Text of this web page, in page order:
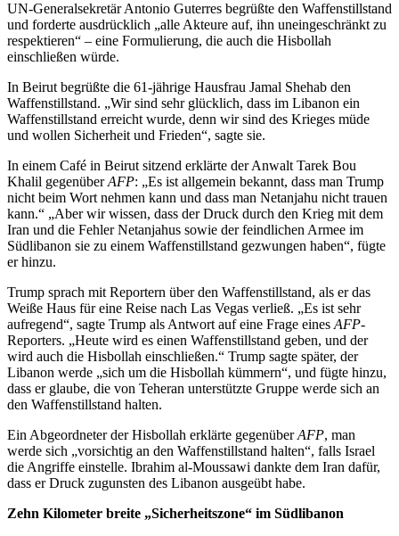
UN-Generalsekretär Antonio Guterres begrüßte den Waffenstillstand
und forderte ausdrücklich „alle Akteure auf, ihn uneingeschränkt zu
respektieren“ – eine Formulierung, die auch die Hisbollah
einschließen würde.
In Beirut begrüßte die 61-jährige Hausfrau Jamal Shehab den
Waffenstillstand. „Wir sind sehr glücklich, dass im Libanon ein
Waffenstillstand erreicht wurde, denn wir sind des Krieges müde
und wollen Sicherheit und Frieden“, sagte sie.
In einem Café in Beirut sitzend erklärte der Anwalt Tarek Bou
Khalil gegenüberAFP: „Es ist allgemein bekannt, dass man Trump
nicht beim Wort nehmen kann und dass man Netanjahu nicht trauen
kann.“ „Aber wir wissen, dass der Druck durch den Krieg mit dem
Iran und die Fehler Netanjahus sowie der feindlichen Armee im
Südlibanon sie zu einem Waffenstillstand gezwungen haben“, fügte
er hinzu.
Trump sprach mit Reportern über den Waffenstillstand, als er das
Weiße Haus für eine Reise nach Las Vegas verließ. „Es ist sehr
aufregend“, sagte Trump als Antwort auf eine Frage eines AFP-
Reporters. „Heute wird es einen Waffenstillstand geben, und der
wird auch die Hisbollah einschließen.“ Trump sagte später, der
Libanon werde „sich um die Hisbollah kümmern“, und fügte hinzu,
dass er glaube, die von Teheran unterstützte Gruppe werde sich an
den Waffenstillstand halten.
Ein Abgeordneter der Hisbollah erklärte gegenüberAFP, man
werde sich „vorsichtig an den Waffenstillstand halten“, falls Israel
die Angriffe einstelle. Ibrahim al-Moussawi dankte dem Iran dafür,
dass er Druck zugunsten des Libanon ausgeübt habe.
Zehn Kilometer breite „Sicherheitszone“ im Südlibanon